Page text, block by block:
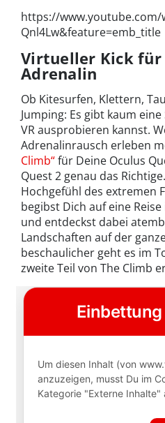
https://www.youtube.com/
Qnl4Lw&feature=emb_title
Virtueller Kick für
Adrenalin
Ob Kitesurfen, Klettern,
Jumping: Es gibt kaum
VR ausprobieren kannst.
Adrenalinrausch erleben
Climb“für Deine Oculus
Quest 2 genau das
Hochgefühl des extremen
begibst Dich auf eine
und entdeckst dabei
Landschaften auf der
beschaulicher geht es im
zweite Teil von The Climb